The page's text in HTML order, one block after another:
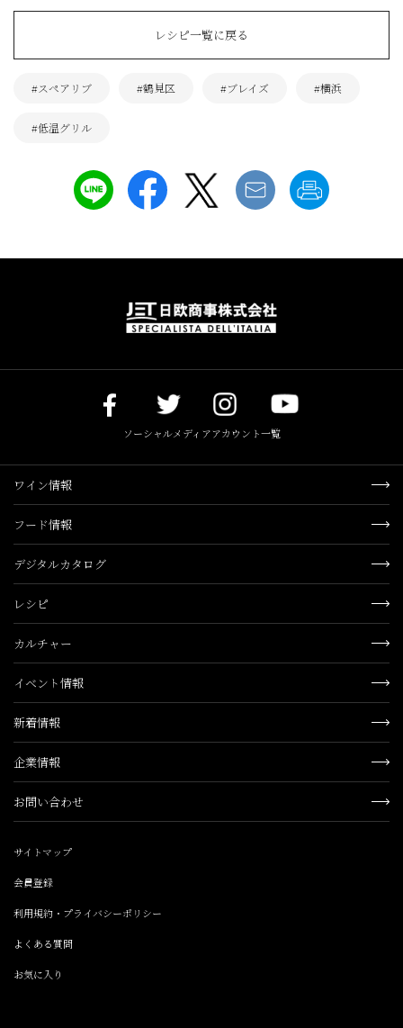
レシピ一覧に戻る
#スペアリブ #鶴見区 #ブレイズ #横浜
#低温グリル
ソーシャルメディアアカウント一覧
ワイン情報
フード情報
デジタルカタログ
レシピ
カルチャー
イベント情報
新着情報
企業情報
お問い合わせ
サイトマップ
会員登録
利用規約・プライバシーポリシー
よくある質問
お気に入り